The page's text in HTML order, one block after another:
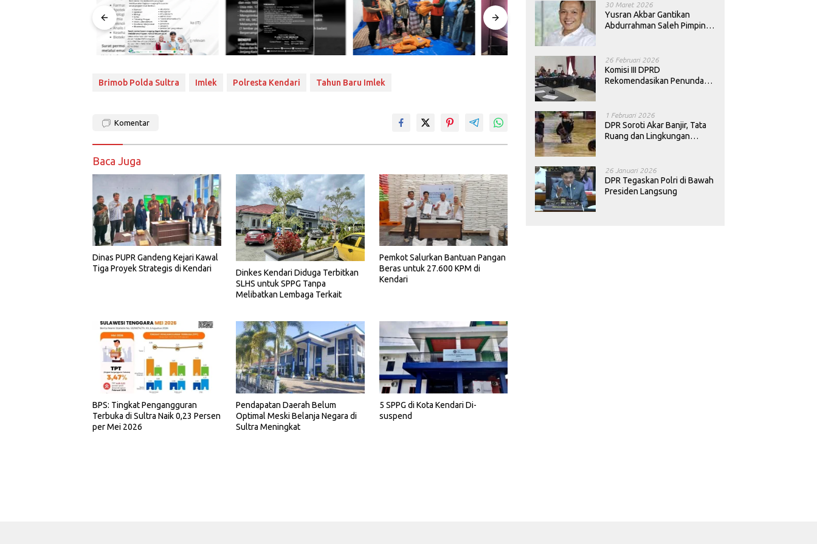
Brimob Polda Sultra Imlek Polresta Kendari Tahun Baru Imlek
Komentar
Baca Juga
Dinas PUPR Gandeng Kejari Kawal
Tiga Proyek Strategis di Kendari
Dinkes Kendari Diduga Terbitkan
SLHS untuk SPPG Tanpa
Melibatkan Lembaga Terkait
Pemkot Salurkan Bantuan Pangan
Beras untuk 27.600 KPM di
Kendari
BPS: Tingkat Pengangguran
Terbuka di Sultra Naik 0,23 Persen
per Mei 2026
Pendapatan Daerah Belum
Optimal Meski Belanja Negara di
Sultra Meningkat
5 SPPG di Kota Kendari Di-
suspend
30 Maret 2026
Yusran Akbar Gantikan
Abdurrahman Saleh Pimpin
26 Februari 2026
Komisi III DPRD
Rekomendasikan Penundaan
1 Februari 2026
DPR Soroti Akar Banjir, Tata
Ruang dan Lingkungan
26 Januari 2026
DPR Tegaskan Polri di Bawah
Presiden Langsung